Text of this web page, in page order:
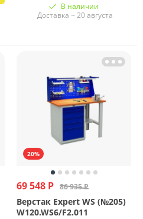
В наличии
Доставка ~ 20 августа
20%
69 548 Р 86 935 Р
Верстак Expert WS (№205)
W120.WS6/F2.011